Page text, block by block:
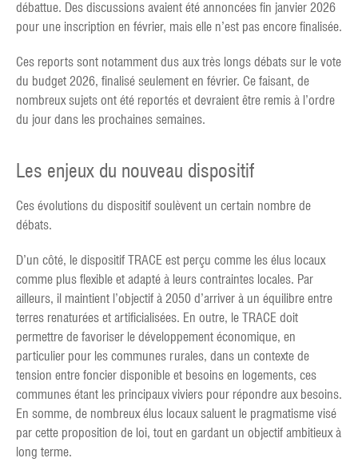
débattue. Des discussions avaient été annoncées fin janvier 2026
pour une inscription en février, mais elle n’est pas encore finalisée.
Ces reports sont notamment dus aux très longs débats sur le vote
du budget 2026, finalisé seulement en février. Ce faisant, de
nombreux sujets ont été reportés et devraient être remis à l’ordre
du jour dans les prochaines semaines.
Les enjeux du nouveau dispositif
Ces évolutions du dispositif soulèvent un certain nombre de
débats.
D’un côté, le dispositif TRACE est perçu comme les élus locaux
comme plus flexible et adapté à leurs contraintes locales. Par
ailleurs, il maintient l’objectif à 2050 d’arriver à un équilibre entre
terres renaturées et artificialisées. En outre, le TRACE doit
permettre de favoriser le développement économique, en
particulier pour les communes rurales, dans un contexte de
tension entre foncier disponible et besoins en logements, ces
communes étant les principaux viviers pour répondre aux besoins.
En somme, de nombreux élus locaux saluent le pragmatisme visé
par cette proposition de loi, tout en gardant un objectif ambitieux à
long terme.